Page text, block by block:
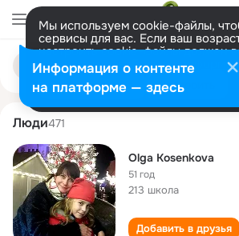
Мы используем cookie-файлы,
сервисы для вас. Если ваш
настроить cookie-файлы должен
представитель. Больше
Разрешить все Настроить
Поиск
людям
olga kosenkova
Люди471
Olga Kosenkova
51 год
213 школа
Добавить в друзья
Информация о контенте
на платформе — здесь